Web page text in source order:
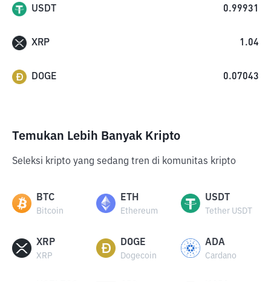
USDT 0.99931
XRP 1.04
DOGE 0.07043
Temukan Lebih Banyak Kripto
Seleksi kripto yang sedang tren di komunitas kripto
BTC
Bitcoin
ETH
Ethereum
USDT
Tether USDT
XRP
XRP
DOGE
Dogecoin
ADA
Cardano